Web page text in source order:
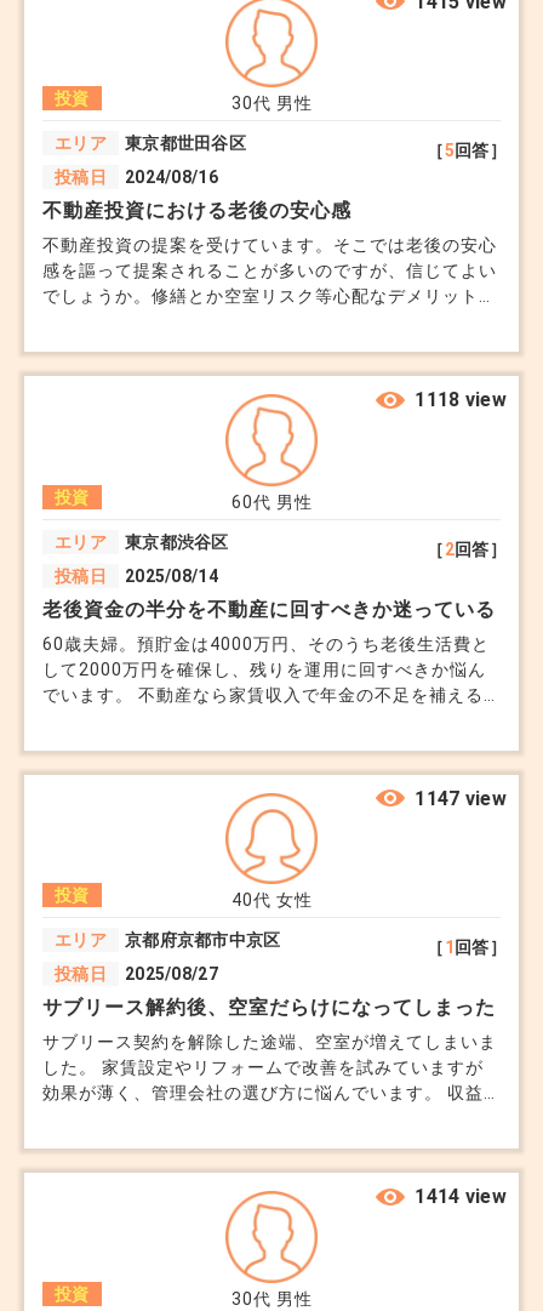
30代 男性
投資
エリア
東京都世田谷区
投稿日
2024/08/16
［5回答］
不動産投資における老後の安心感
不動産投資の提案を受けています。そこでは老後の安心
感を謳って提案されることが多いのですが、信じてよい
でしょうか。修繕とか空室リスク等心配なデメリットが
ってしまいました。
60代 男性
投資
エリア
東京都渋谷区
投稿日
2025/08/14
［2回答］
1118 view
老後資金の半分を不動産に回すべきか迷っている
60歳夫婦。預貯金は4000万円、そのうち老後生活費と
して2000万円を確保し、残りを運用に回すべきか悩ん
でいます。 不動産なら家賃収入で年金の不足を補える
にも思えますが、出口戦略を誤ると資金が拘束されるの
合わせるのが理想か、具体的な配分を相談したいです。
40代 女性
投資
エリア
京都府京都市中京区
投稿日
2025/08/27
［1 回答］
1147 view
サブリース解約後、空室だらけになってしまった
サブリース契約を解除した途端、空室が増えてしまいま
した。 家賃設定やリフォームで改善を試みていますが
効果が薄く、管理会社の選び方に悩んでいます。 収益
30代 男性
投資
1414 view